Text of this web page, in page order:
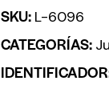
SKU: L-6096
CATEGORÍAS: